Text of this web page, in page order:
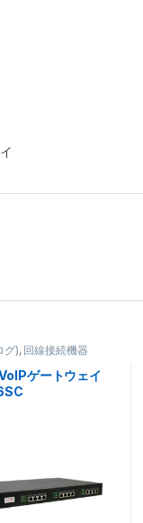
グ), 回線接続機器
ゲートウェイ